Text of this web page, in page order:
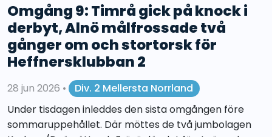
Omgång 9: Timrå gick på knock i
derbyt, Alnö målfrossade två
gånger om och stortorsk för
Heffnersklubban 2
28 jun 2026 •
Div. 2 Mellersta Norrland
Under tisdagen inleddes den sista omgången före
sommaruppehållet. Där möttes de två jumbolagen